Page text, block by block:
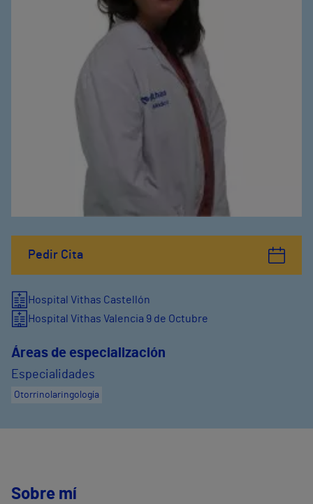
Pedir Cita
Hospital Vithas Castellón
Hospital Vithas Valencia 9 de Octubre
Áreas de especialización
Especialidades
Otorrinolaringología
Sobre mí